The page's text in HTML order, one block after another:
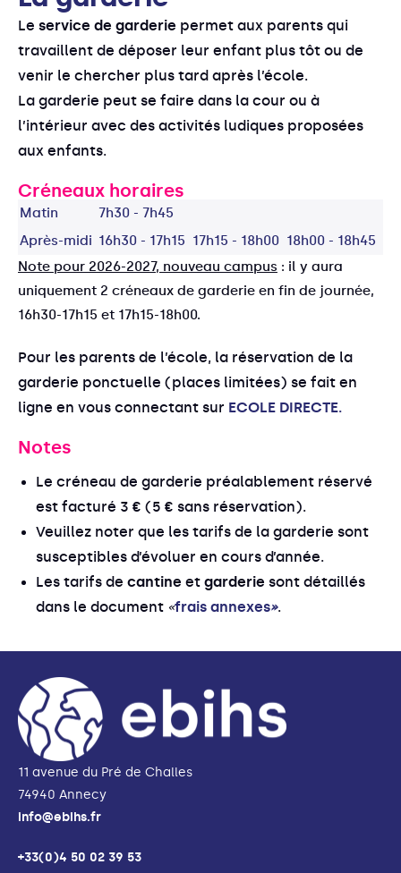
Le service de garderie permet aux parents qui
travaillent de déposer leur enfant plus tôt ou de
venir le chercher plus tard après l’école.
La garderie peut se faire dans la cour ou à
l’intérieur avec des activités ludiques proposées
aux enfants.
Créneaux horaires
Matin
7h30 - 7h45
Après-midi 16h30 - 17h15 17h15 - 18h00 18h00 - 18h45
Note pour 2026-2027, nouveau campus : il y aura
uniquement 2 créneaux de garderie en fin de journée,
16h30-17h15 et 17h15-18h00.
Pour les parents de l’école, la réservation de la
garderie ponctuelle (places limitées) se fait en
ligne en vous connectant sur ECOLE DIRECTE.
Notes
Le créneau de garderie préalablement réservé
est facturé 3 € (5 € sans réservation).
Veuillez noter que les tarifs de la garderie sont
susceptibles d’évoluer en cours d’année.
Les tarifs de cantine et garderie sont détaillés
dans le document «frais annexes».
11 avenue du Pré de Challes
74940 Annecy
info@ebihs.fr
+33(0)4 50 02 39 53